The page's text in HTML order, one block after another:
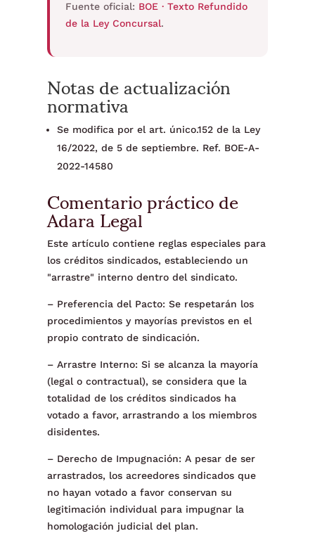
Fuente oficial: BOE · Texto Refundido
de la Ley Concursal.
Notas de actualización
normativa
Se modifica por el art. único.152 de la Ley
16/2022, de 5 de septiembre. Ref. BOE-A-
2022-14580
Comentario práctico de
Adara Legal
Este artículo contiene reglas especiales para
los créditos sindicados, estableciendo un
"arrastre" interno dentro del sindicato.
– Preferencia del Pacto: Se respetarán los
procedimientos y mayorías previstos en el
propio contrato de sindicación.
– Arrastre Interno: Si se alcanza la mayoría
(legal o contractual), se considera que la
totalidad de los créditos sindicados ha
votado a favor, arrastrando a los miembros
disidentes.
– Derecho de Impugnación: A pesar de ser
arrastrados, los acreedores sindicados que
no hayan votado a favor conservan su
legitimación individual para impugnar la
homologación judicial del plan.